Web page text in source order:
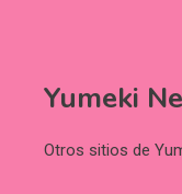
Yumeki
Otros sitios de